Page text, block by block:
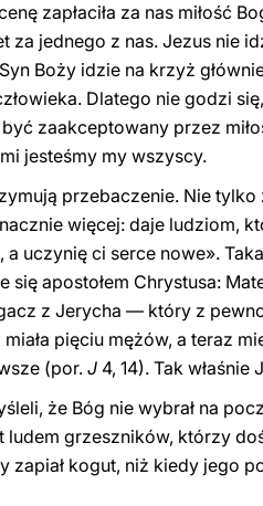
zapłaciła za nas miłość
za jednego z nas. Jezus nie
Syn Boży idzie na krzyż
Dlatego nie godzi
zaakceptowany przez
jesteśmy my wszyscy.
przebaczenie. Nie
więcej: daje ludziom,
a uczynię ci serce nowe».
się apostołem Chrystusa:
z Jerycha — który z
pięciu mężów, a teraz
(por.J 4, 14). Tak
że Bóg nie wybrał na
ludem grzeszników, którzy
zapiał kogut, niż kiedy jego